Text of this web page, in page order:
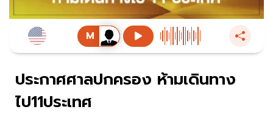
ประกาศศาลปกครอง ห้ามเดินทาง
ไป11ประเทศ